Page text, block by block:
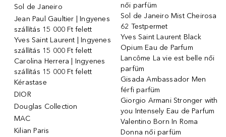
Sol de Janeiro
Jean Paul Gaultier | Ingyenes
szállítás 15 000 Ft felett
Yves Saint Laurent | Ingyenes
szállítás 15 000 Ft felett
Carolina Herrera | Ingyenes
szállítás 15 000 Ft felett
Kérastase
DIOR
Douglas Collection
MAC
Kilian Paris
női parfüm
Sol de Janeiro Mist Cheirosa
62 Testpermet
Yves Saint Laurent Black
Opium Eau de Parfum
Lancôme La vie est belle női
parfüm
Gisada Ambassador Men
férfi parfüm
Giorgio Armani Stronger with
you Intensely Eau de Parfum
Valentino Born In Roma
Donna női parfüm